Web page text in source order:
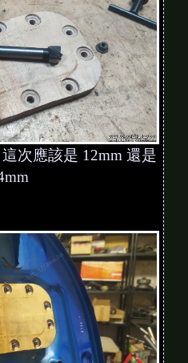
次應該是 12mm 還是